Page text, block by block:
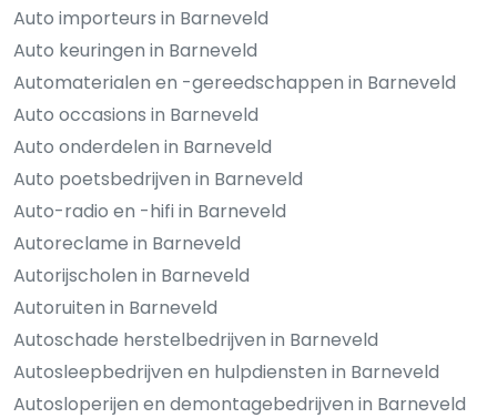
Auto importeurs in Barneveld
Auto keuringen in Barneveld
Automaterialen en -gereedschappen in Barneveld
Auto occasions in Barneveld
Auto onderdelen in Barneveld
Auto poetsbedrijven in Barneveld
Auto-radio en -hifi in Barneveld
Autoreclame in Barneveld
Autorijscholen in Barneveld
Autoruiten in Barneveld
Autoschade herstelbedrijven in Barneveld
Autosleepbedrijven en hulpdiensten in Barneveld
Autosloperijen en demontagebedrijven in Barneveld